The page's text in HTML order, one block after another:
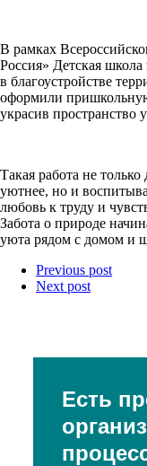
В рамках
Россия» Детская
в благоустройстве
оформили
украсив пространство
Такая работа не
уютнее, но и
любовь к труду и
Забота о природе
уюта рядом с домом и
Previous post
Next post
Есть